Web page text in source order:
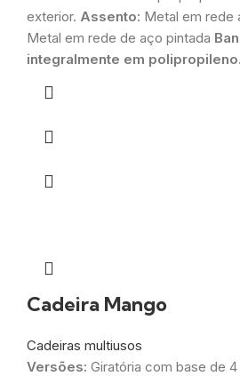
exterior. Assento: Metal em rede
Metal em rede de aço pintada
integralmente em polipropileno.
Cadeira Mango
Cadeiras multiusos
Versões: Giratória com base de